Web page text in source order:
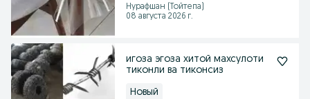
Нурафшан (Тойтепа)
08 августа 2026 г.
игоза эгоза хитой махсулоти
тиконли ва тиконсиз
Новый